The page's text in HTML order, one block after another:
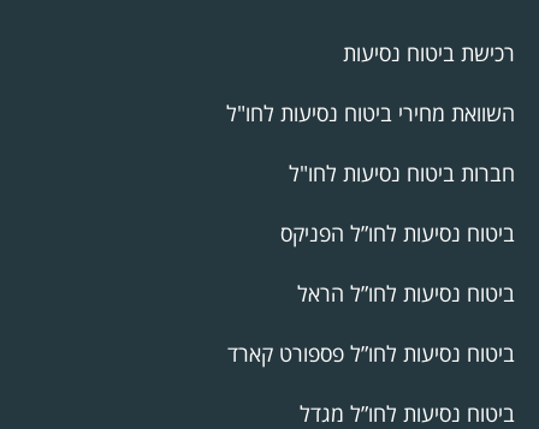
רכישת ביטוח נסיעות
השוואת מחירי ביטוח נסיעות לחו"ל
חברות ביטוח נסיעות לחו"ל
ביטוח נסיעות לחו”ל הפניקס
ביטוח נסיעות לחו”ל הראל
ביטוח נסיעות לחו”ל פספורט קארד
ביטוח נסיעות לחו”ל מגדל